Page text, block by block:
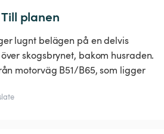
Till planen
lugnt belägen på en delvis
skogsbrynet, bakom husraden.
motorväg B51/B65, som ligger